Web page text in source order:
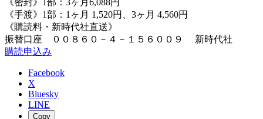
《密封》1部：3ヶ月6,088円
《手渡》1部：1ヶ月 1,520円、3ヶ月 4,560円
《購読料・新時代社直送》
振替口座 ００８６０－４－１５６００９ 新時代社
購読申込み
Facebook
X
Bluesky
LINE
Copy